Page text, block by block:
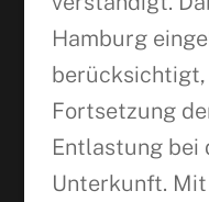
Hamburg
Fortsetzung
Entlastung bei
Unterkunft.